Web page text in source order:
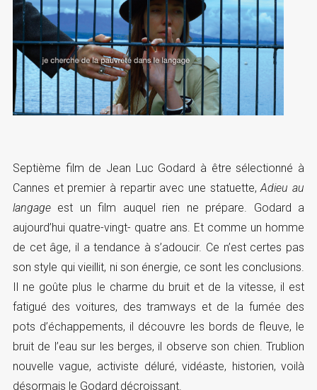
Septième film de Jean Luc Godard à être sélectionné à
Cannes et premier à repartir avec une statuette,Adieu au
langageest un film auquel rien ne prépare. Godard a
aujourd’hui quatre-vingt- quatre ans. Et comme un homme
de cet âge, il a tendance à s’adoucir. Ce n’est certes pas
son style qui vieillit, ni son énergie, ce sont les conclusions.
Il ne goûte plus le charme du bruit et de la vitesse, il est
fatigué des voitures, des tramways et de la fumée des
pots d’échappements, il découvre les bords de fleuve, le
bruit de l’eau sur les berges, il observe son chien. Trublion
nouvelle vague, activiste déluré, vidéaste, historien, voilà
désormais le Godard décroissant.